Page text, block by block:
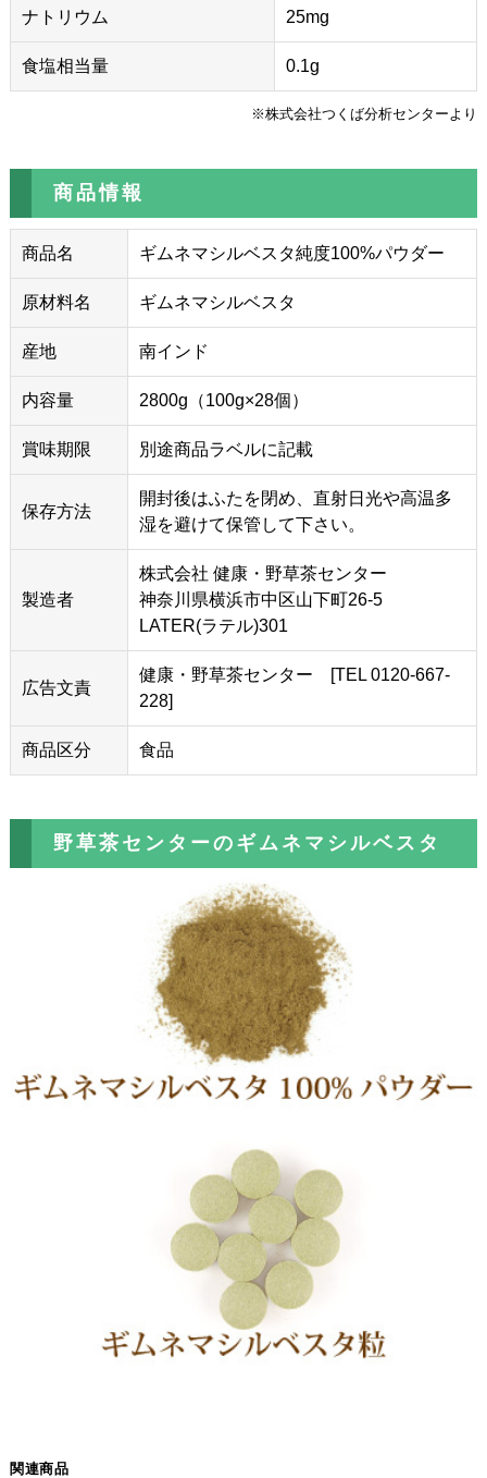
ナトリウム 25mg
食塩相当量 0.1g
※株式会社つくば分析センターより
商品情報
商品名 ギムネマシルベスタ純度100%パウダー
原材料名 ギムネマシルベスタ
産地 南インド
内容量 2800g（100g×28個）
賞味期限 別途商品ラベルに記載
保存方法
開封後はふたを閉め、直射日光や高温多
湿を避けて保管して下さい。
製造者
株式会社 健康・野草茶センター
神奈川県横浜市中区山下町26-5
LATER(ラテル)301
広告文責
健康・野草茶センター [TEL 0120-667-
228]
商品区分 食品
野草茶センターのギムネマシルベスタ
関連商品